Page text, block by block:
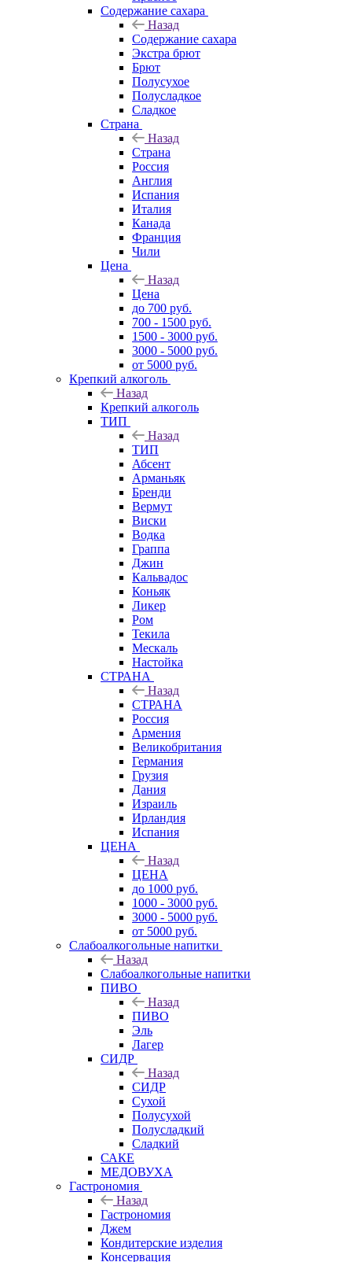
Содержание сахара
Назад
Содержание сахара
Экстра брют
Брют
Полусухое
Полусладкое
Сладкое
Страна
Назад
Страна
Россия
Англия
Испания
Италия
Канада
Франция
Чили
Цена
Назад
Цена
до 700 руб.
700 - 1500 руб.
1500 - 3000 руб.
3000 - 5000 руб.
от 5000 руб.
Крепкий алкоголь
Назад
Крепкий алкоголь
ТИП
Назад
ТИП
Абсент
Арманьяк
Бренди
Вермут
Виски
Водка
Граппа
Джин
Кальвадос
Коньяк
Ликер
Ром
Текила
Мескаль
Настойка
СТРАНА
Назад
СТРАНА
Россия
Армения
Великобритания
Германия
Грузия
Дания
Израиль
Ирландия
Испания
ЦЕНА
Назад
ЦЕНА
до 1000 руб.
1000 - 3000 руб.
3000 - 5000 руб.
от 5000 руб.
Слабоалкогольные напитки
Назад
Слабоалкогольные напитки
ПИВО
Назад
ПИВО
Эль
Лагер
СИДР
Назад
СИДР
Сухой
Полусухой
Полусладкий
Сладкий
САКЕ
МЕДОВУХА
Гастрономия
Назад
Гастрономия
Джем
Кондитерские изделия
Консервация